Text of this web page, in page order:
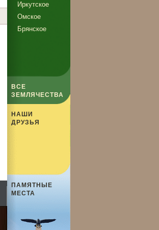
Иркутское
Омское
Брянское
ВСЕ
ЗЕМЛЯЧЕСТВА
НАШИ
ДРУЗЬЯ
ПАМЯТНЫЕ
МЕСТА